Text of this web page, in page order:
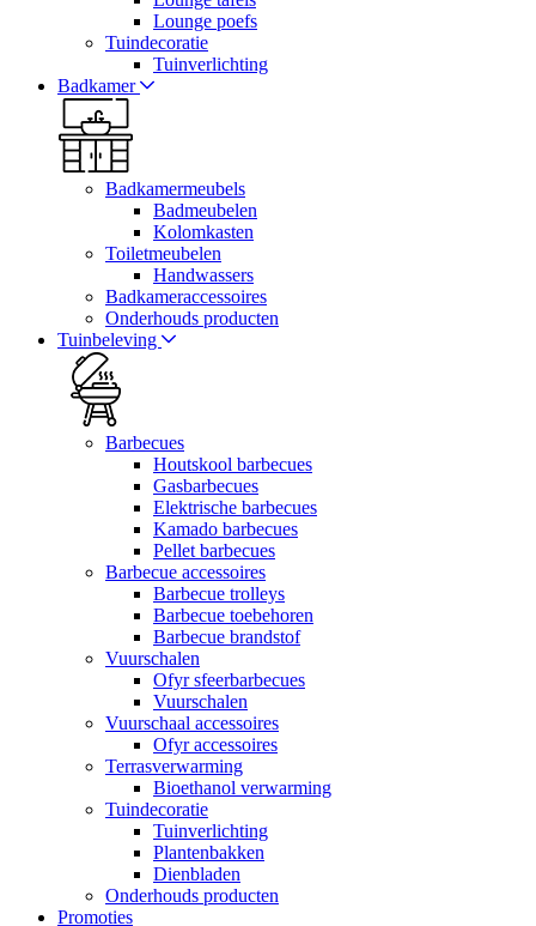
Lounge poefs
Tuindecoratie
Tuinverlichting
Badkamer
Badkamermeubels
Badmeubelen
Kolomkasten
Toiletmeubelen
Handwassers
Badkameraccessoires
Onderhouds producten
Tuinbeleving
Barbecues
Houtskool barbecues
Gasbarbecues
Elektrische barbecues
Kamado barbecues
Pellet barbecues
Barbecue accessoires
Barbecue trolleys
Barbecue toebehoren
Barbecue brandstof
Vuurschalen
Ofyr sfeerbarbecues
Vuurschalen
Vuurschaal accessoires
Ofyr accessoires
Terrasverwarming
Bioethanol verwarming
Tuindecoratie
Tuinverlichting
Plantenbakken
Dienbladen
Onderhouds producten
Promoties